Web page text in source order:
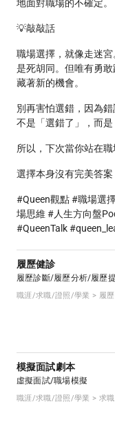
地面對職場的不確定。
💡敲敲話
職場選擇，就像走迷
是死胡同。但唯有勇
藏著新的機會。
別再害怕選錯，因為
不是「選錯了」，而是
所以，下次當你站在
選擇本身沒有完美答案
#Queen觀點 #職場選
場思維 #人生方向盤
#QueenTalk
履歷健診
履歷診斷/履歷分析/履歷
職涯/求職/證照/學業 > 履
模擬面試劇本
虛擬面試/職場模擬
職涯/求職/證照/學業 > 求